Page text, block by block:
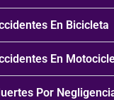
En Bicicleta
En
Por